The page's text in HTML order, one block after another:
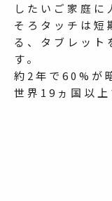
したいご家庭に
そろタッチは短
る、タブレット
す。
約2年で60%が
世界19ヵ国以上